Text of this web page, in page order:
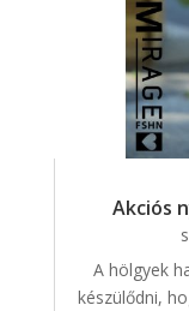
Akciós
A hölgyek
készülődni,